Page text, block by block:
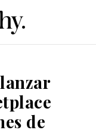
de